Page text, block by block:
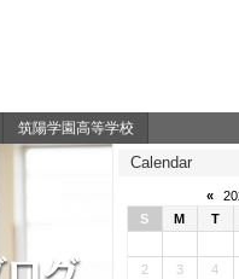
筑陽学園高等学校
Calendar
«
S
M T
2
3 4